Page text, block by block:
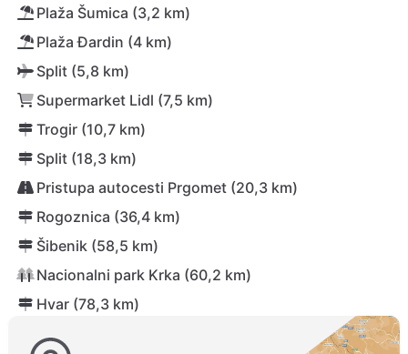
Plaža Šumica (3,2 km)
Plaža Đardin (4 km)
Split (5,8 km)
Supermarket Lidl (7,5 km)
Trogir (10,7 km)
Split (18,3 km)
Pristupa autocesti Prgomet (20,3 km)
Rogoznica (36,4 km)
Šibenik (58,5 km)
Nacionalni park Krka (60,2 km)
Hvar (78,3 km)